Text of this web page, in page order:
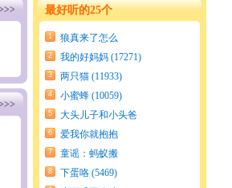
最好听的25个
1
狼真来了怎么
办 (21403)
2 我的好妈妈 (17271)
3 两只猫 (11933)
4 小蜜蜂 (10059)
5
大头儿子和小头爸
爸 (7992)
6
爱我你就抱抱
我 (6306)
7
童谣：蚂蚁搬
米 (5809)
8 下蛋咯 (5469)